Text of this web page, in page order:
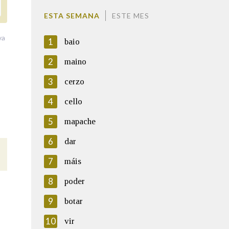
ESTA SEMANA ESTE MES
1 baio
2 maino
3 cerzo
4 cello
5 mapache
6 dar
7 máis
8 poder
9 botar
10 vir